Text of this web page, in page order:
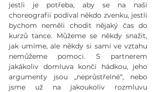
jestli je potřeba, aby se na naši
choreografii podíval někdo zvenku, jestli
bychom neměli chodit nějaký čas do
kurzů tance. Můžeme se někdy snažit,
jak umíme, ale někdy si sami ve vztahu
nemůžeme pomoci. S partnerem
jakákoliv domluva končí hádkou, jeho
argumenty jsou „neprůstřelné“, nebo
jsme už na jakoukoliv rozmluvu